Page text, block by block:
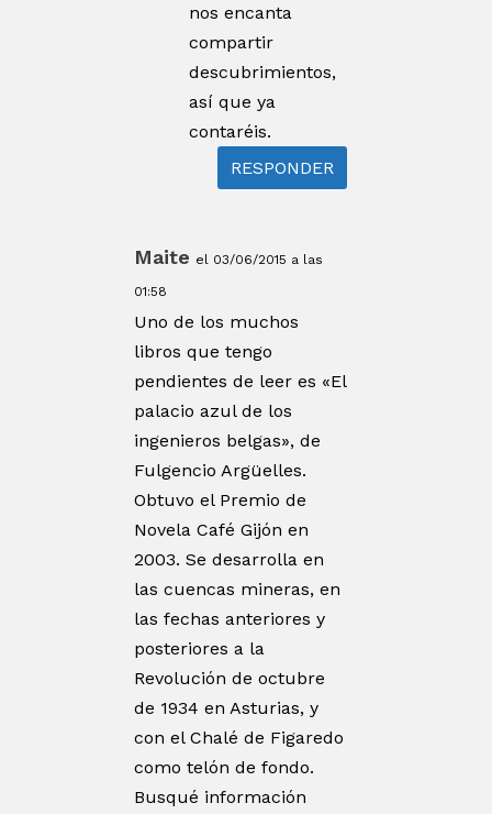
nos encanta
compartir
descubrimientos,
así que ya
contaréis.
RESPONDER
Maite el 03/06/2015 a las
01:58
Uno de los muchos
libros que tengo
pendientes de leer es «El
palacio azul de los
ingenieros belgas», de
Fulgencio Argüelles.
Obtuvo el Premio de
Novela Café Gijón en
2003. Se desarrolla en
las cuencas mineras, en
las fechas anteriores y
posteriores a la
Revolución de octubre
de 1934 en Asturias, y
con el Chalé de Figaredo
como telón de fondo.
Busqué información